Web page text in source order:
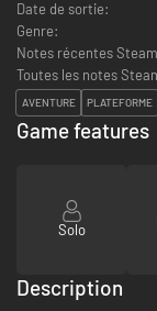
Date de sortie:
Genre:
Notes récentes
Toutes les notes
AVENTURE PLATEFORME
Game features
Solo
Description